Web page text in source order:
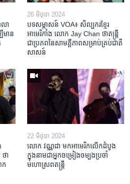
ា
មាន
26 មិថុនា 2024
បទសម្ភាសន៍ VOA៖ សិល្បករ​ខ្មែរ
អាមេរិកាំង លោក Jay Chan ​ថាតន្រ្តី​
ជា​ប្រភពនៃ​សាមគ្គីភាព​សម្រាប់​គ្រប់​ជាតិ
សាសន៍
ា​
ក​
22 មិថុនា 2024
លោក វណ្ណដា មក​អាមេរិក​លើកដំបូង​
ក្នុង​នាម​ជា​អ្នកចម្រៀង​ចម្បង​ប្រចាំ​
មហោស្រព​តន្ត្រី